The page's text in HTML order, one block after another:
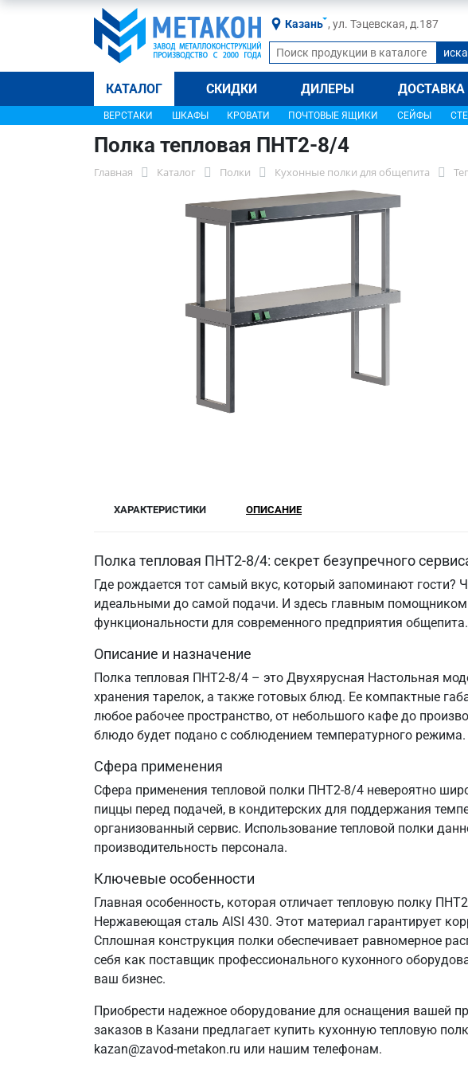
Казань , ул. Тэцевская, д.187
КАТАЛОГ СКИДКИ ДИЛЕРЫ
ВЕРСТАКИ ШКАФЫ КРОВАТИ ПОЧТОВЫЕ ЯЩИКИ СЕЙФЫ
Полка тепловая ПНТ2-8/4
Главная Каталог Полки Кухонные полки для общепита
ХАРАКТЕРИСТИКИ ОПИСАНИЕ
Полка тепловая ПНТ2-8/4: секрет безупречного
Где рождается тот самый вкус, который запоминают гости?
идеальными до самой подачи. И здесь главным помощником
функциональности для современного предприятия общепита.
Описание и назначение
Полка тепловая ПНТ2-8/4 – это Двухярусная Настольная
хранения тарелок, а также готовых блюд. Ее компактные
любое рабочее пространство, от небольшого кафе до
блюдо будет подано с соблюдением температурного режима.
Сфера применения
Сфера применения тепловой полки ПНТ2-8/4 невероятно
пиццы перед подачей, в кондитерских для поддержания
организованный сервис. Использование тепловой полки
производительность персонала.
Ключевые особенности
Главная особенность, которая отличает тепловую полку
Нержавеющая сталь AISI 430. Этот материал гарантирует
Сплошная конструкция полки обеспечивает равномерное
себя как поставщик профессионального кухонного
ваш бизнес.
Приобрести надежное оборудование для оснащения вашей
заказов в Казани предлагает купить кухонную тепловую
kazan@zavod-metakon.ru или нашим телефонам.